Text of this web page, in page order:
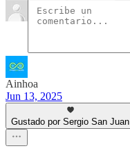
Ainhoa
Jun 13, 2025
Gustado por Sergio San Juan